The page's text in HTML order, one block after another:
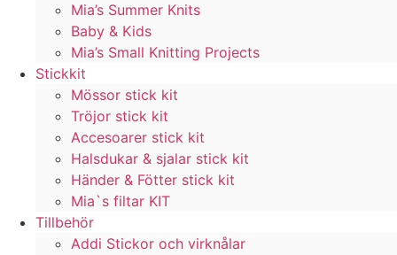
Mia’s Summer Knits
Baby & Kids
Mia’s Small Knitting Projects
Stickkit
Mössor stick kit
Tröjor stick kit
Accesoarer stick kit
Halsdukar & sjalar stick kit
Händer & Fötter stick kit
Mia`s filtar KIT
Tillbehör
Addi Stickor och virknålar